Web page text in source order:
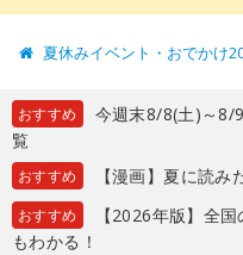
夏休みイベント・おでかけ
おすすめ
今週末8/8(土)～8/
覧
おすすめ 【漫画】夏に読
おすすめ
【2026年版】全
もわかる！